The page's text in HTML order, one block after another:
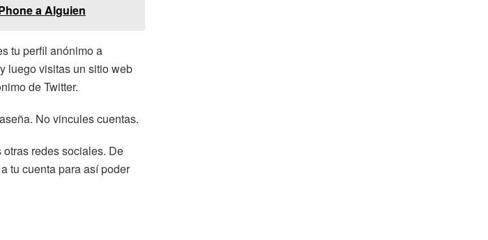
a Alguien
tu perfil anónimo a
luego visitas un sitio web
de Twitter.
No vincules cuentas.
redes sociales. De
tu cuenta para así poder